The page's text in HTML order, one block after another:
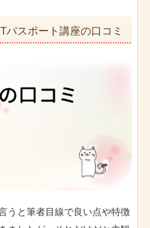
パスポート講座の口コミ
うと筆者目線で良い点や特徴